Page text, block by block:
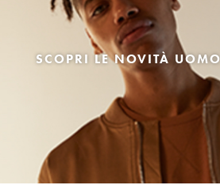
SCOPRI LE NOVITÀ UOMO